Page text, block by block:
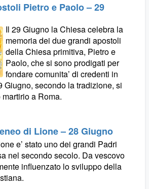
Pietro e Paolo – 29
Il 29 Giugno la Chiesa celebra la
memoria dei due grandi apostoli
della Chiesa primitiva, Pietro e
Paolo, che si sono prodigati per
fondare comunita’ di credenti in
Giugno, secondo la tradizione, si
a Roma.
di Lione – 28 Giugno
e’ stato uno dei grandi Padri
nel secondo secolo. Da vescovo
influenzato lo sviluppo della